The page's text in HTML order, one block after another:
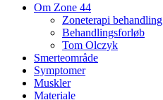
Om Zone 44
Zoneterapi behandling
Behandlingsforløb
Tom Olczyk
Smerteområde
Symptomer
Muskler
Materiale